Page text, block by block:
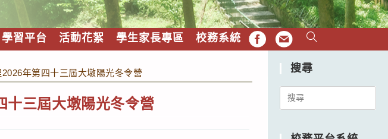
學習平台 活動花絮 學生家長專區 校務系統 FB EMAIL
年第四十三屆大墩陽光冬令營
十三屆大墩陽光冬令營
搜尋
Search